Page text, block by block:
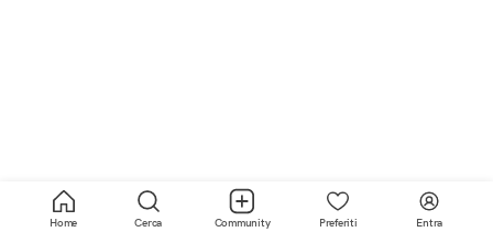
Home Cerca Community Preferiti Entra